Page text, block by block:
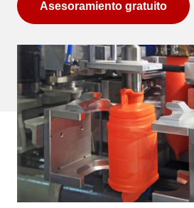
Asesoramiento gratuito